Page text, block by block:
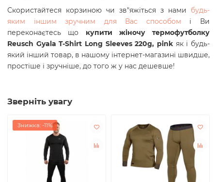
Скористайтеся корзиною чи зв"яжіться з нами будь-
яким іншим зручним для Вас способом і Ви
переконаєтесь що купити жіночу термофутболку
Reusch Gyala T-Shirt Long Sleeves 220g, pink як і будь-
який інший товар, в нашому інтернет-магазині швидше,
простіше і зручніше, до того ж у нас дешевше!
Зверніть увагу
Знижка: -11%